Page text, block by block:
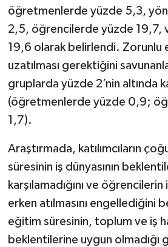
öğretmenlerde yüzde 5,3,
2,5, öğrencilerde yüzde 19,7,
19,6 olarak belirlendi. Zorunlu
uzatılması gerektiğini
gruplarda yüzde 2’nin altında
(öğretmenlerde yüzde 0,9;
1,7).
Araştırmada, katılımcıların
süresinin iş dünyasının
karşılamadığını ve öğrencilerin
erken atılmasını engellediğini
eğitim süresinin, toplum ve iş
beklentilerine uygun olmadığı